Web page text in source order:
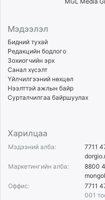
Мэдээлэл
Бидний тухай
Редакцийн бодлого
Зохиогчийн эрх
Санал хүсэлт
Үйлчилгээний нөхцөл
Нээлттэй ажлын байр
Сурталчилгаа байршуулах
Харилцаа
Мэдээний алба:
7711
Маркетингийн алба:
8800
Оффис:
7711
001